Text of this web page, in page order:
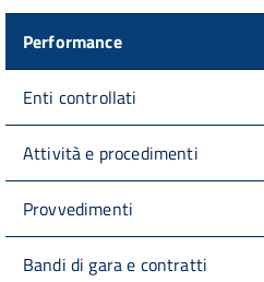
Performance
Enti controllati
Attività e procedimenti
Provvedimenti
Bandi di gara e contratti